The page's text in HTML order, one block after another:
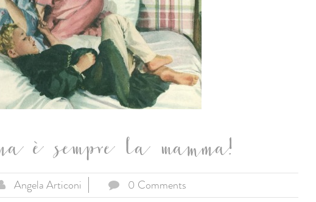
è sempre la mamma!
Angela Articoni
0 Comments